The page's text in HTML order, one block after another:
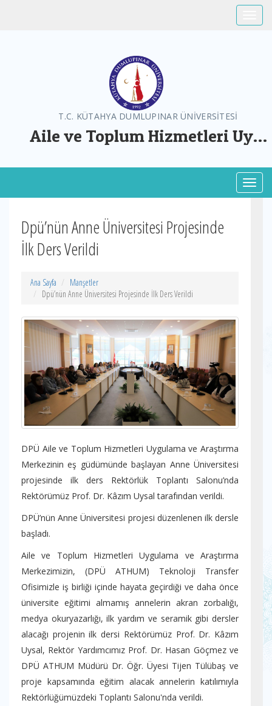
T.C. KÜTAHYA DUMLUPINAR ÜNİVERSİTESİ
Aile ve Toplum Hizmetleri Uyg.
Dpü’nün Anne Üniversitesi Projesinde
İlk Ders Verildi
Ana Sayfa
Manşetler
Dpü’nün Anne Üniversitesi Projesinde İlk Ders Verildi
DPÜ Aile ve Toplum Hizmetleri Uygulama ve Araştırma
Merkezinin eş güdümünde başlayan Anne Üniversitesi
projesinde ilk ders Rektörlük Toplantı Salonu’nda
Rektörümüz Prof. Dr. Kâzım Uysal tarafından verildi.
DPÜ’nün Anne Üniversitesi projesi düzenlenen ilk dersle
başladı.
Aile ve Toplum Hizmetleri Uygulama ve Araştırma
Merkezimizin, (DPÜ ATHUM) Teknoloji Transfer
Ofisimizle iş birliği içinde hayata geçirdiği ve daha önce
üniversite eğitimi almamış annelerin akran zorbalığı,
medya okuryazarlığı, ilk yardım ve seramik gibi dersler
alacağı projenin ilk dersi Rektörümüz Prof. Dr. Kâzım
Uysal, Rektör Yardımcımız Prof. Dr. Hasan Göçmez ve
DPÜ ATHUM Müdürü Dr. Öğr. Üyesi Tijen Tülübaş ve
proje kapsamında eğitim alacak annelerin katılımıyla
Rektörlüğümüzdeki Toplantı Salonu'nda verildi.